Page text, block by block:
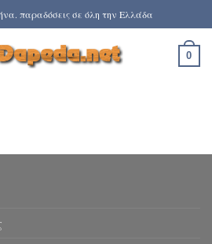
παραδόσεις σε όλη την Ελλάδα
0